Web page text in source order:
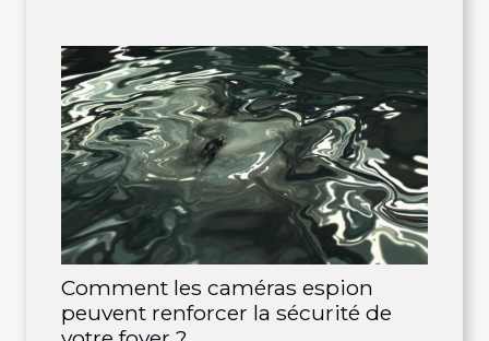
Comment les caméras espion
peuvent renforcer la sécurité de